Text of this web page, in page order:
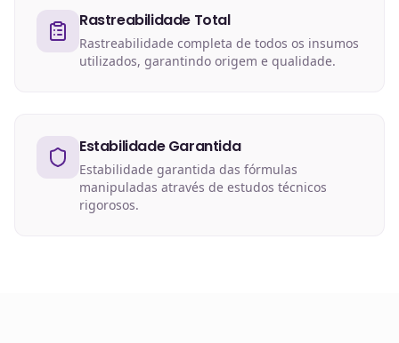
Rastreabilidade Total
Rastreabilidade completa de todos os insumos
utilizados, garantindo origem e qualidade.
Estabilidade Garantida
Estabilidade garantida das fórmulas
manipuladas através de estudos técnicos
rigorosos.